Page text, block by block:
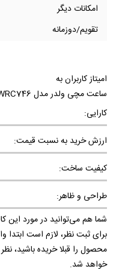
امکانات دیگر
تقویم/دوزمانه
امیتاز کاربران به
ساعت مچی ولدر مدل WWRC746 کد WWRC746
کارایی:
ارزش خرید به نسبت قیمت:
کیفیت ساخت:
طراحی و ظاهر:
شما هم می‌توانید در مورد این
برای ثبت نظر، لازم است
محصول را قبلا خریده باشید،
خواهد شد.